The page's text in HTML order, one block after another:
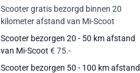
Scooter gratis bezorgd binnen 20
kilometer afstand van Mi-Scoot
Scooter bezorgen 20 - 50 km afstand
van Mi-Scoot € 75.-
Scooter bezorgen 50 - 100 km afstand